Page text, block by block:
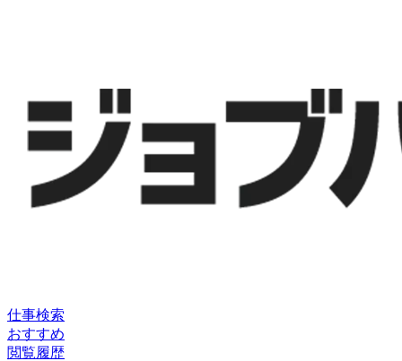
仕事検索
おすすめ
閲覧履歴